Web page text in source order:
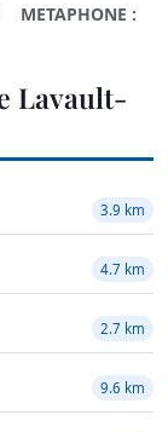
METAPHONE :
Lavault-
3.9 km
4.7 km
2.7 km
9.6 km